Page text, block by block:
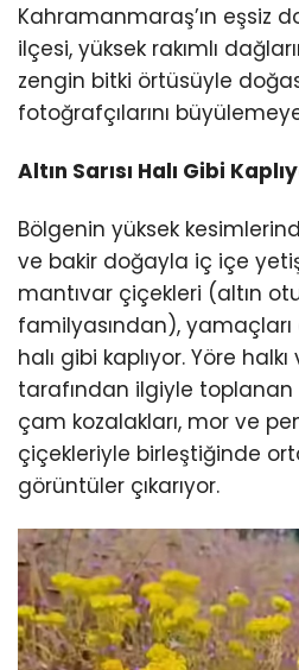
Kahramanmaraş’ın eşsiz
ilçesi, yüksek rakımlı
zengin bitki örtüsüyle
fotoğrafçılarını
Altın Sarısı Halı Gibi
Bölgenin yüksek
ve bakir doğayla iç içe
mantıvar çiçekleri (altın
familyasından), yamaçları
halı gibi kaplıyor. Yöre
tarafından ilgiyle toplanan
çam kozalakları, mor ve
çiçekleriyle birleştiğinde
görüntüler çıkarıyor.